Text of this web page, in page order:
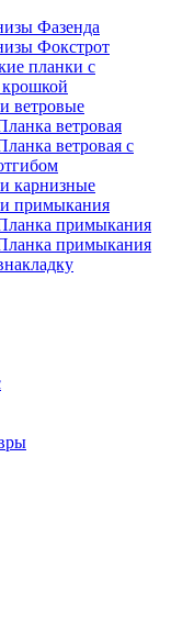
Фазенда
Фокстрот
планки с
крошкой
ветровые
ветровая
ветровая с
карнизные
примыкания
примыкания
примыкания